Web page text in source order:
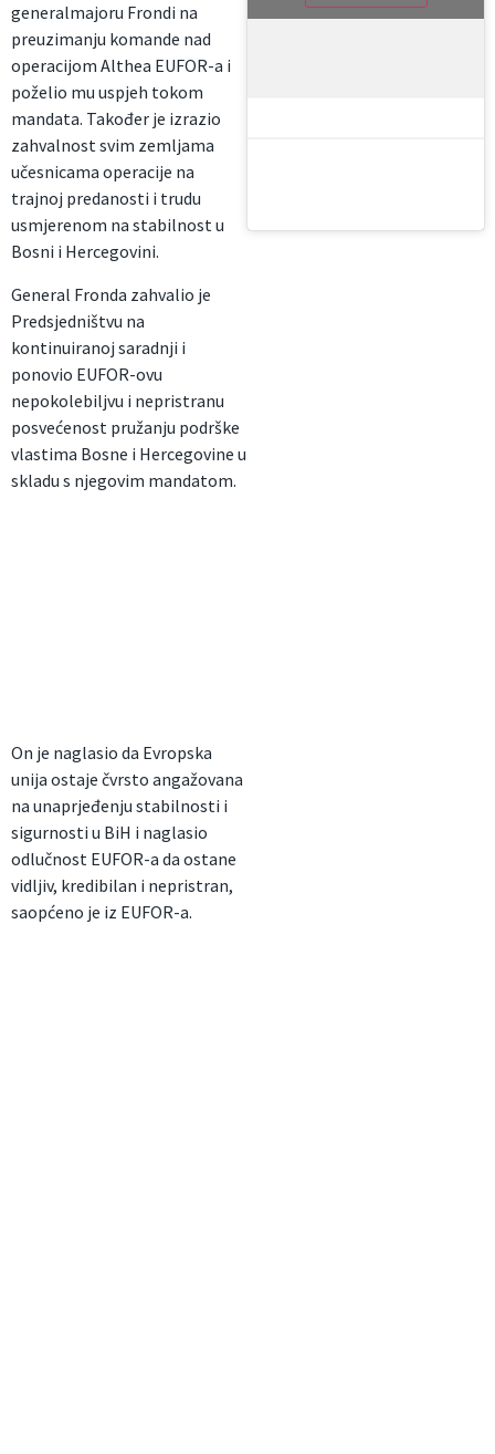
generalmajoru Frondi na
preuzimanju komande nad
operacijom Althea EUFOR-a i
poželio mu uspjeh tokom
mandata. Također je izrazio
zahvalnost svim zemljama
učesnicama operacije na
trajnoj predanosti i trudu
usmjerenom na stabilnost u
Bosni i Hercegovini.
General Fronda zahvalio je
Predsjedništvu na
kontinuiranoj saradnji i
ponovio EUFOR-ovu
nepokolebiljvu i nepristranu
posvećenost pružanju podrške
vlastima Bosne i Hercegovine u
skladu s njegovim mandatom.
On je naglasio da Evropska
unija ostaje čvrsto angažovana
na unaprjeđenju stabilnosti i
sigurnosti u BiH i naglasio
odlučnost EUFOR-a da ostane
vidljiv, kredibilan i nepristran,
saopćeno je iz EUFOR-a.